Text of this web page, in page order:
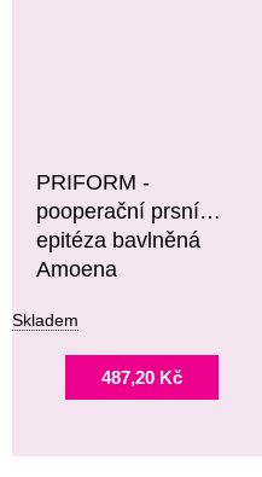
PRIFORM -
pooperační prsní
epitéza bavlněná
Amoena
Skladem
487,20 Kč